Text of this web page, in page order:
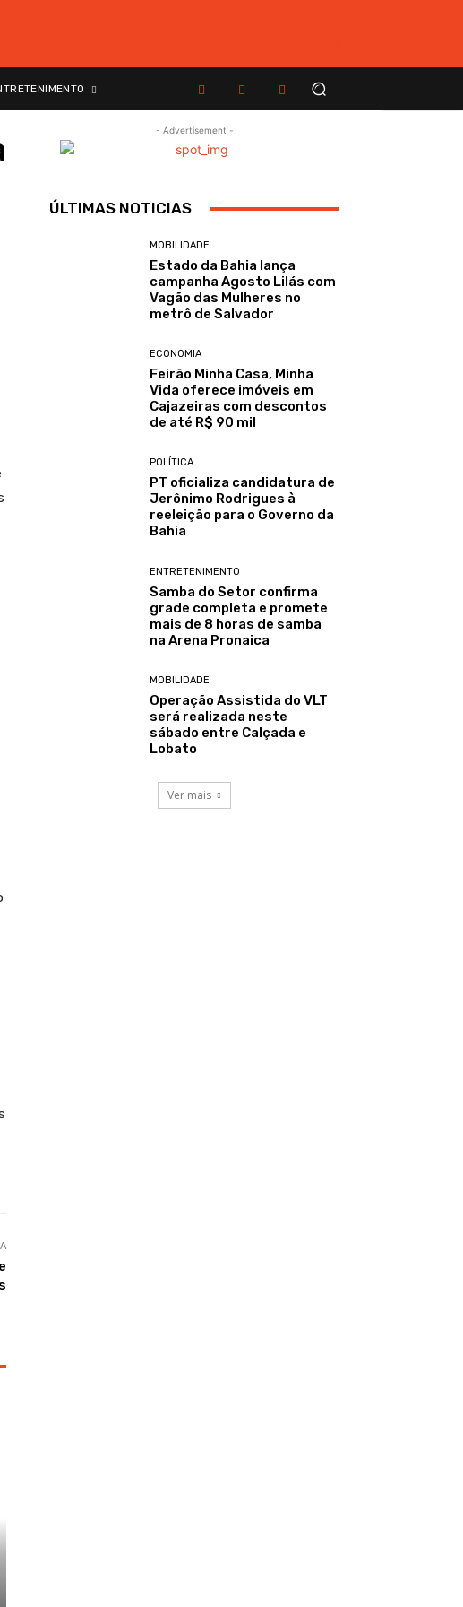
- Advertisement -
ÚLTIMAS NOTICIAS
MOBILIDADE
Estado da Bahia lança
campanha Agosto Lilás com
Vagão das Mulheres no
metrô de Salvador
ECONOMIA
Feirão Minha Casa, Minha
Vida oferece imóveis em
Cajazeiras com descontos
de até R$ 90 mil
POLÍTICA
PT oficializa candidatura de
Jerônimo Rodrigues à
reeleição para o Governo da
Bahia
ENTRETENIMENTO
Samba do Setor confirma
grade completa e promete
mais de 8 horas de samba
na Arena Pronaica
MOBILIDADE
Operação Assistida do VLT
será realizada neste
sábado entre Calçada e
Lobato
Ver mais